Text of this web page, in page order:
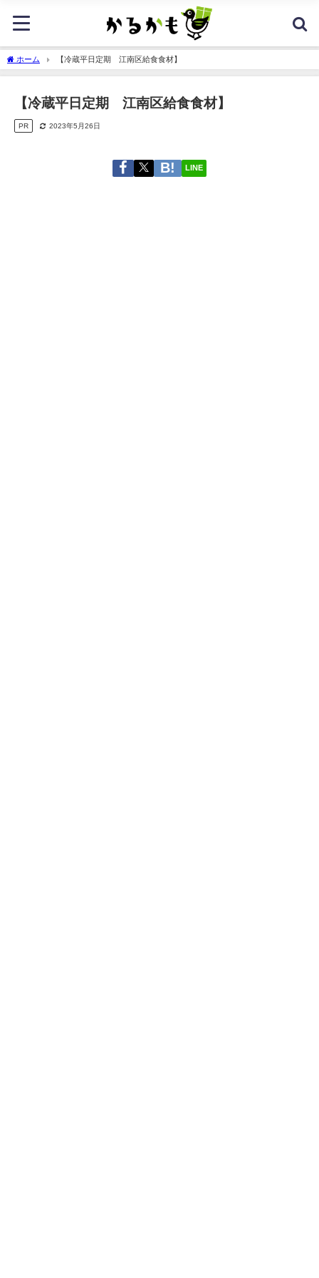
ホーム 【冷蔵平日定期 江南区給食食材】
【冷蔵平日定期 江南区給食食材】
PR 2023年5月26日
LINE